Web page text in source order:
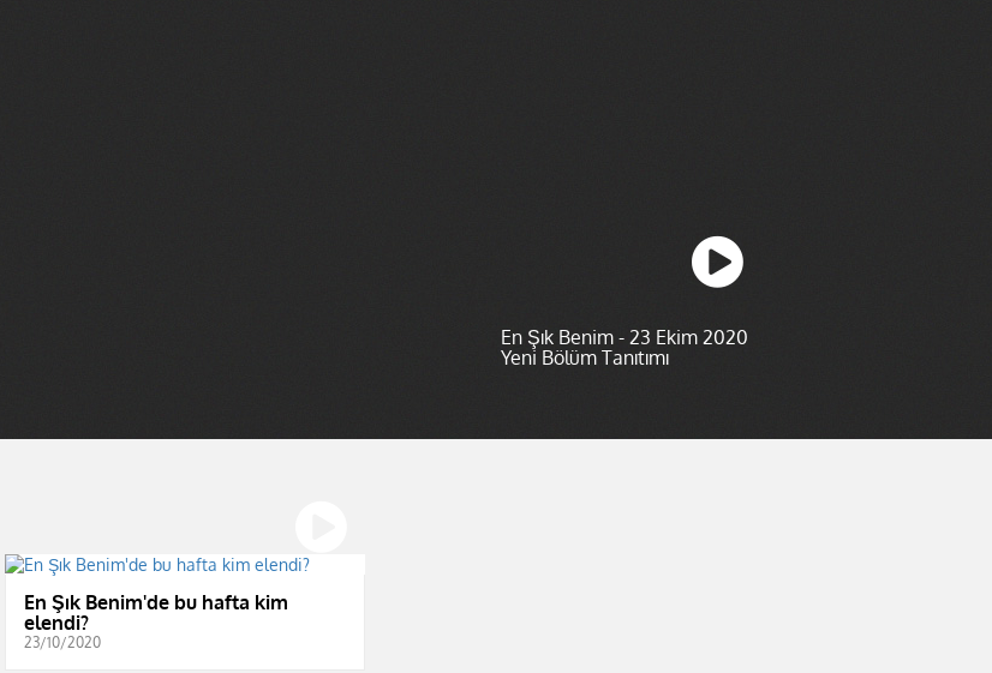
En Şık Benim - 23 Ekim 2020
Yeni Bölüm Tanıtımı
En Şık Benim'de bu hafta kim
elendi?
23/10/2020